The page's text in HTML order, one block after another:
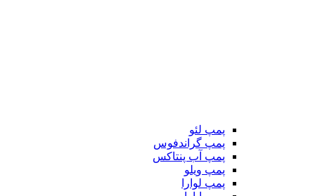
پمپ لئو
پمپ گراندفوس
پمپ آب پنتاکس
پمپ ویلو
پمپ لوارا